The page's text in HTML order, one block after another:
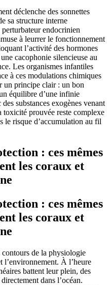
déclenche des sonnettes
sa structure interne
endocrinien
à leurrer le fonctionnement
l’activité des hormones
cacophonie silencieuse au
Les organismes infantiles
à ces modulations chimiques
un principe clair : un bon
équilibre d’une infinie
substances exogènes venant
toxicité prouvée reste complexe
le risque d’accumulation au fil
: ces mêmes
les coraux et
: ces mêmes
les coraux et
contours de la physiologie
l’environnement. À l’heure
battent leur plein, des
dans l’océan.